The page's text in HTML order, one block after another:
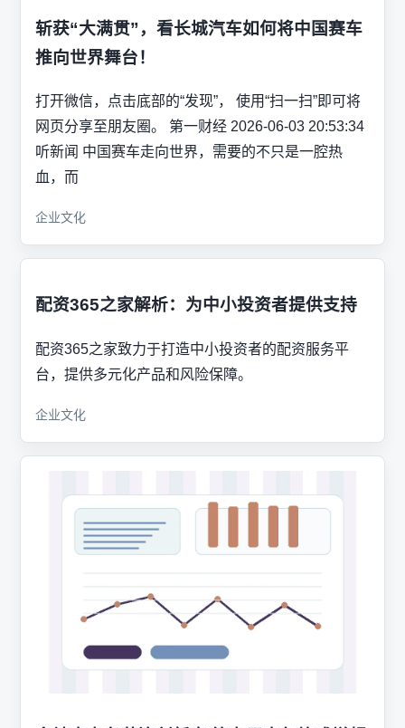
斩获“大满贯”，看长城汽车如何将中国赛车
推向世界舞台！
打开微信，点击底部的“发现”， 使用“扫一扫”即可将
网页分享至朋友圈。 第一财经 2026-06-03 20:53:34
听新闻 中国赛车走向世界，需要的不只是一腔热
血，而
企业文化
配资365之家解析：为中小投资者提供支持
配资365之家致力于打造中小投资者的配资服务平
台，提供多元化产品和风险保障。
企业文化